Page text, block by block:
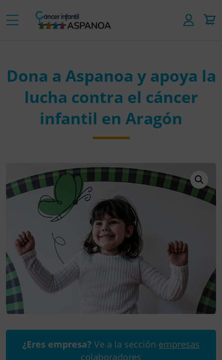
Dona a Aspanoa y apoya la
lucha contra el cáncer
infantil en Aragón
¿Eres empresa? Ve a la sección empresas
colaboradores